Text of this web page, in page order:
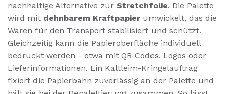
nachhaltige Alternative zur Stretchfolie. Die Palette
wird mit dehnbarem Kraftpapier umwickelt, das die
Waren für den Transport stabilisiert und schützt.
Gleichzeitig kann die Papieroberfläche individuell
bedruckt werden ­­- etwa mit QR-Codes, Logos oder
Lieferinformationen. Ein Kaltleim-Kringelauftrag
fixiert die Papierbahn zuverlässig an der Palette und